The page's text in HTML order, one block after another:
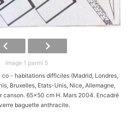
Image 1 parmi 5
co - habitations difficiles (Madrid, Londres,
Bruxelles, Etats-Unis, Nice, Allemagne,
canson. 65x50 cm H. Mars 2004. Encadré
baguette anthracite.